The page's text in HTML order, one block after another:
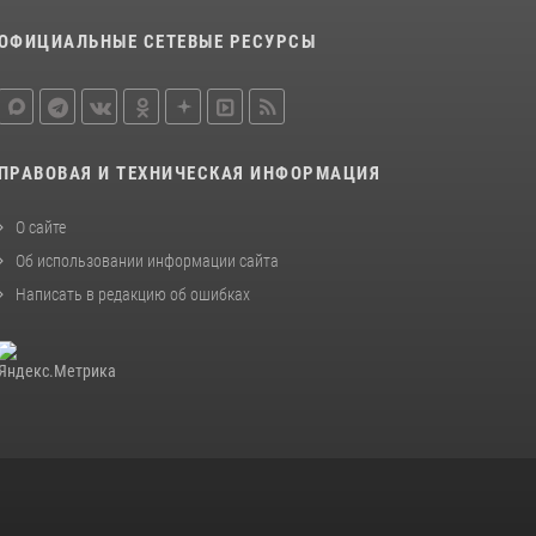
14 июля 2026, 08:00 1
В Москве сотрудники Росгвардии оказали
помощь девушке, потерявшей сознание на
СЕТЕВЫЕ РЕСУРСЫ
ПРАВОВАЯ И ТЕХНИЧЕСКАЯ ИНФОРМАЦИЯ
О сайте
Об использовании информации сайта
Написать в редакцию об ошибках